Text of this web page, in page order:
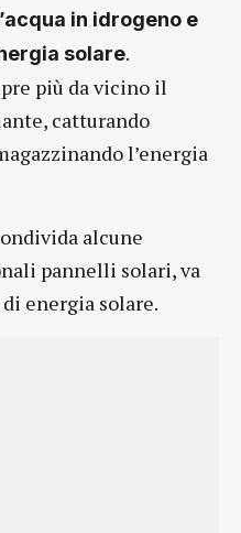
in idrogeno e
solare.
più da vicino il
catturando
l’energia
alcune
pannelli solari, va
energia solare.